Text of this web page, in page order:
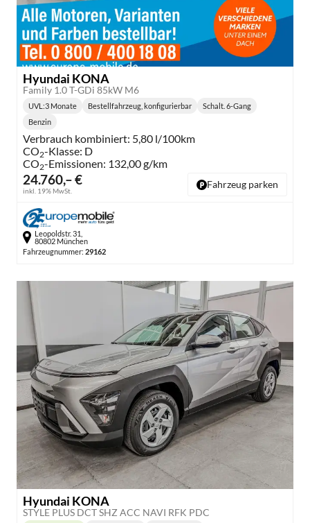
Hyundai KONA
Family 1.0 T-GDi 85kW M6
24.760,– €
inkl. 19% MwSt.
UVL :3 Monate Bestellfahrzeug, konfigurierbar
Getriebe:
Schalt. 6-Gang
Benzin
Verbrauch kombiniert: 5,80 l/100km
CO2-Klasse: D
CO2-Emissionen: 132,00 g/km
Fahrzeug parken
Leopoldstr. 31,
80802 München
Fahrzeugnummer: 29162
Hyundai KONA
STYLE PLUS DCT SHZ ACC NAVI RFK PDC